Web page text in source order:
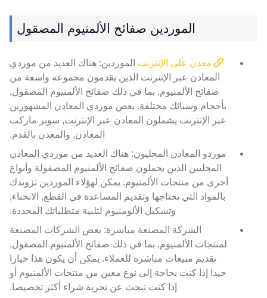
الموردين صفائح الألمنيوم المصقول
معدن على الإنترنت الموردين: هناك العديد من موردي
المعادن عبر الإنترنت الذين يقدمون مجموعة واسعة من
صفائح الألمنيوم, بما في ذلك صفائح الألمنيوم المصقول,
بأحجام وسبائك مختلفة. بعض موردي المعادن المشهورين
عبر الإنترنت يشملون المعادن عبر الإنترنت, سوبر ماركت
المعادن, والمعدن بالقدم.
موردو المعادن المحليون: هناك العديد من موردي المعادن
المحليين الذين يحملون صفائح الألمنيوم المصقولة وأنواع
أخرى من منتجات الألمنيوم. يمكن لهؤلاء الموردين تزويدك
بالمواد التي تحتاجها وتقديم المساعدة في القطع, الانحناء,
وتشكيل الألومنيوم لتلبية متطلباتك المحددة.
الشركة المصنعة مباشرة: بعض الشركات المصنعة
لمنتجات الألمنيوم, بما في ذلك صفائح الألمنيوم المصقول,
تقديم مبيعات مباشرة للعملاء. يمكن أن يكون هذا خيارا
جيدا إذا كنت بحاجة إلى نوع معين من منتجات الألمنيوم أو
إذا كنت تبحث عن تجربة شراء أكثر تخصيصا.